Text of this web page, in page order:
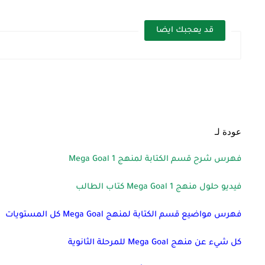
قد يعجبك ايضا
عودة لـ
فهرس شرح قسم الكتابة لمنهج Mega Goal 1
فيديو حلول منهج Mega Goal 1 كتاب الطالب
فهرس مواضيع قسم الكتابة لمنهج Mega Goal كل المستويات
كل شيء عن منهج Mega Goal للمرحلة الثانوية